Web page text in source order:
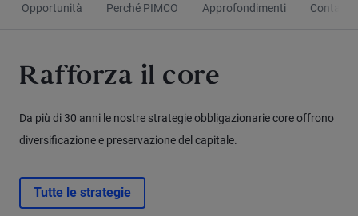
Opportunità Perché PIMCO Approfondimenti
Rafforza il core
Da più di 30 anni le nostre strategie obbligazionarie core offrono
diversificazione e preservazione del capitale.
Tutte le strategie